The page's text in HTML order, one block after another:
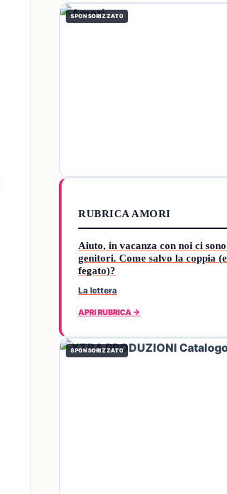
SPONSORIZZATO
RUBRICA AMORI
Aiuto, in vacanza con noi ci
genitori. Come salvo la coppia
fegato)?
La lettera
APRI RUBRICA →
SPONSORIZZATO